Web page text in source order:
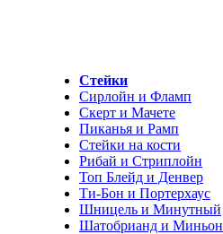
Стейки
Сирлойн и Фламп
Скерт и Мачете
Пиканья и Рамп
Стейки на кости
Рибай и Стриплойн
Топ Блейд и Денвер
Ти-Бон и Портерхаус
Шницель и Минутный
Шатобрианд и Миньон